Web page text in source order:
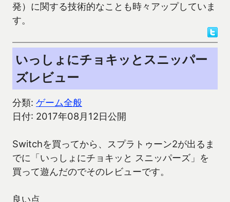
発）に関する技術的なことも時々アップしていま
す。
いっしょにチョキッとスニッパー
ズレビュー
分類: ゲーム全般
日付: 2017年08月12日公開
Switchを買ってから、スプラトゥーン2が出るま
でに「いっしょにチョキッと スニッパーズ」を
買って遊んだのでそのレビューです。
良い点